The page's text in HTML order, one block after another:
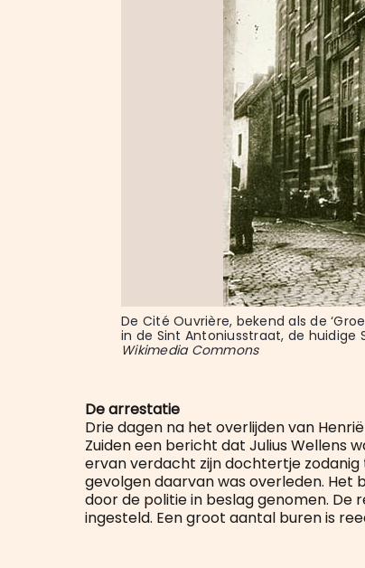
De Cité Ouvrière, bekend als de
in de Sint Antoniusstraat, de huidige
Wikimedia Commons
De arrestatie
Drie dagen na het overlijden van
Zuiden een bericht dat Julius Wellens
ervan verdacht zijn dochtertje
gevolgen daarvan was overleden. Het
door de politie in beslag genomen.
ingesteld. Een groot aantal buren is